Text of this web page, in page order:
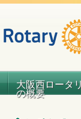
大阪西ロータ
の概要